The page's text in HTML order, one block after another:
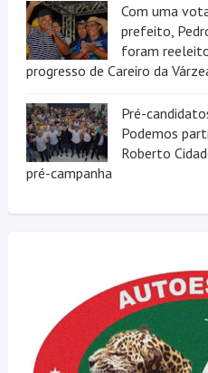
Com uma
prefeito,
foram
progresso de Careiro da
Pré-
Podemos
Roberto
pré-campanha